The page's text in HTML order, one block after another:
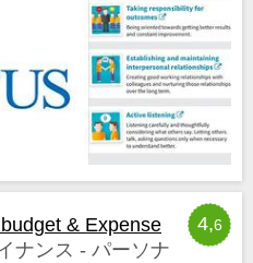
4,6
& Expense
ナンス - パーソナ